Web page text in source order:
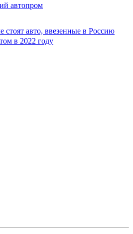
автопром
стоят авто, ввезенные в Россию
в 2022 году